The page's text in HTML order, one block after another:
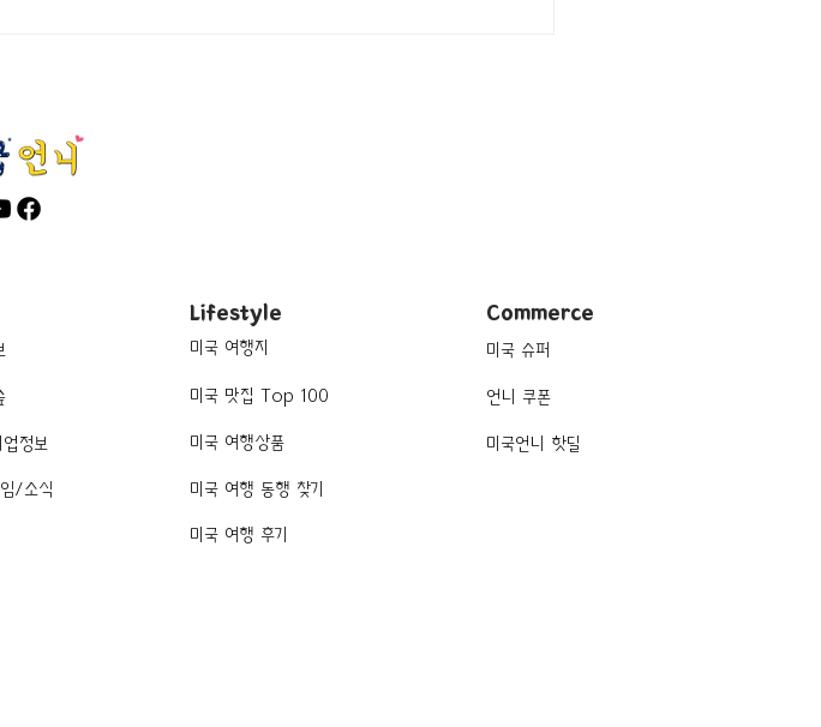
정보
/소식
Lifestyle
미국 여행지
미국 맛집 Top 100
미국 여행상품
미국 여행 동행 찾기
미국 여행 후기
Commerce
미국 슈퍼
언니 쿠폰
미국언니 핫딜